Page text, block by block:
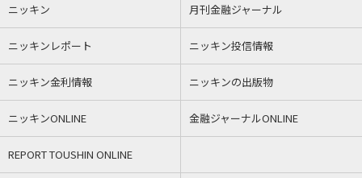
ニッキン 月刊金融ジャーナル
ニッキンレポート ニッキン投信情報
ニッキン金利情報 ニッキンの出版物
ニッキンONLINE 金融ジャーナルONLINE
REPORT TOUSHIN ONLINE